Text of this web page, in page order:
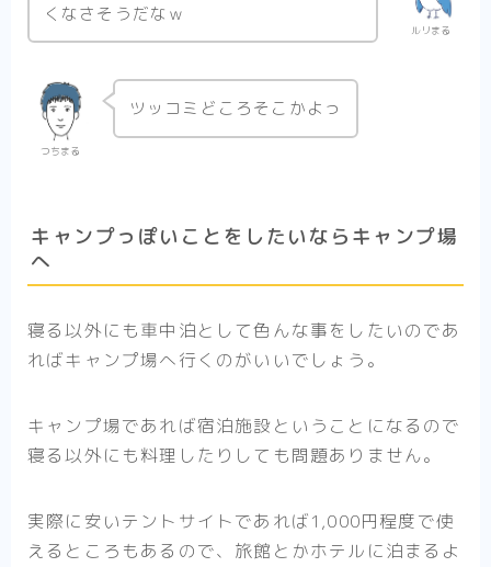
ルリまる
くなさそうだなｗ
つちまる
ツッコミどころそこかよっ
キャンプっぽいことをしたいならキャンプ場
へ
寝る以外にも車中泊として色んな事をしたいのであ
ればキャンプ場へ行くのがいいでしょう。
キャンプ場であれば宿泊施設ということになるので
寝る以外にも料理したりしても問題ありません。
実際に安いテントサイトであれば1,000円程度で使
えるところもあるので、旅館とかホテルに泊まるよ